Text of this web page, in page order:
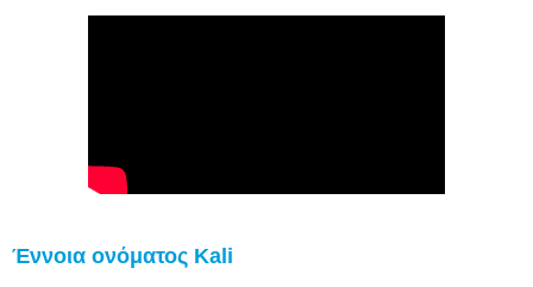
Έννοια ονόματος Kali